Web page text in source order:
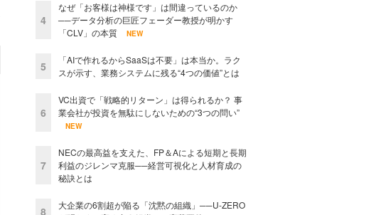
4
なぜ「お客様は神様です」は間違っているのか
──データ分析の巨匠フェーダー教授が明かす
「CLV」の本質
NEW
5
「AIで作れるからSaaSは不要」は本当か。ラク
スが示す、業務システムに残る“4つの価値”とは
6
VC出資で「戦略的リターン」は得られるか？ 事
業会社が投資を無駄にしないための“3つの問い”
NEW
7
NECの最高益を支えた、FP＆Aによる短期と長期
利益のジレンマ克服──経営可視化と人材育成の
秘訣とは
8
大企業の6割超が陥る「沈黙の組織」──U-ZERO